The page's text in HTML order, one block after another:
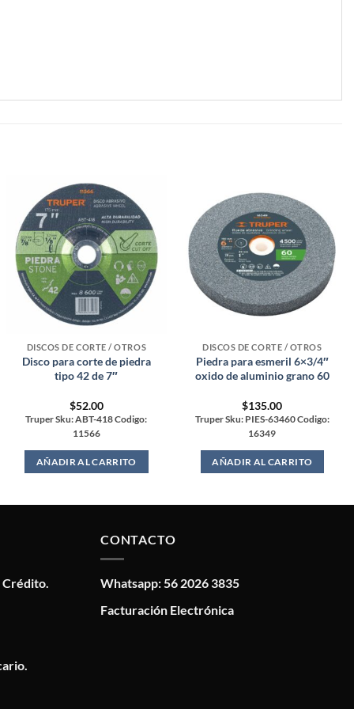
DISCOS DE CORTE / OTROS
Disco para corte de piedra
tipo 42 de 7″
$52.00
Truper Sku: ABT-418 Codigo:
11566
AÑADIR AL CARRITO
DISCOS DE CORTE / OTROS
Piedra para esmeril 6×3/4″
oxido de aluminio grano 60
$135.00
Truper Sku: PIES-63460 Codigo:
16349
AÑADIR AL CARRITO
CONTACTO
Whatsapp: 56 2026 3835
Facturación Electrónica